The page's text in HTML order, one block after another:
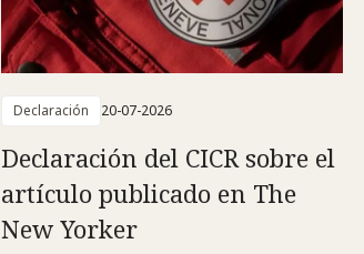
Declaración 20-07-2026
Declaración del CICR sobre el
artículo publicado en The
New Yorker